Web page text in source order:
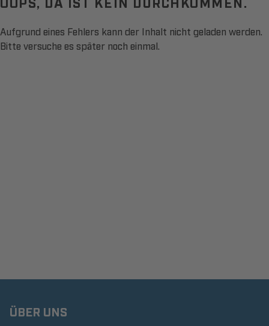
Aufgrund eines Fehlers kann der Inhalt nicht geladen werden.
Bitte versuche es später noch einmal.
ÜBER UNS